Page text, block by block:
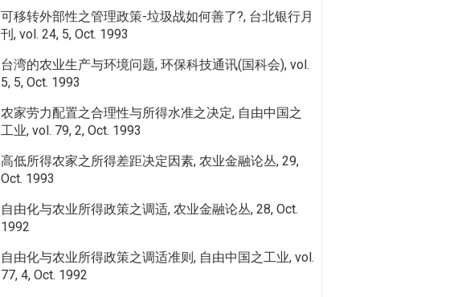
可移转外部性之管理政策-垃圾战如何善了?, 台北银行月
刊, vol. 24, 5, Oct. 1993
台湾的农业生产与环境问题, 环保科技通讯(国科会), vol.
5, 5, Oct. 1993
农家劳力配置之合理性与所得水准之决定, 自由中国之
工业, vol. 79, 2, Oct. 1993
高低所得农家之所得差距决定因素, 农业金融论丛, 29,
Oct. 1993
自由化与农业所得政策之调适, 农业金融论丛, 28, Oct.
1992
自由化与农业所得政策之调适准则, 自由中国之工业, vol.
77, 4, Oct. 1992